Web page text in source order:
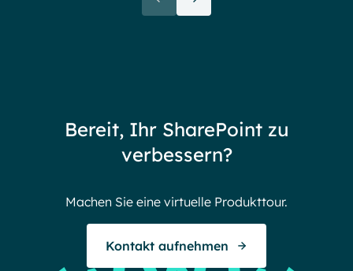
Endless gratitude
Bereit, Ihr SharePoint zu
verbessern?
Machen Sie eine virtuelle Produkttour.
Kontakt aufnehmen